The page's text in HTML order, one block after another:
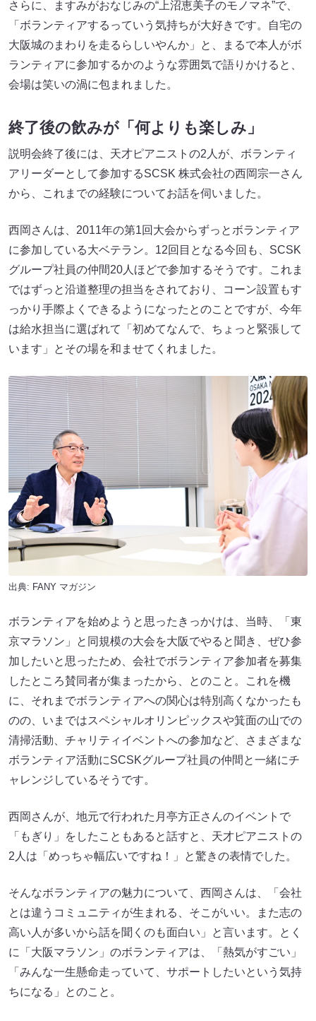
さらに、ますみがおなじみの“上沼恵美子のモノマネ”で、
「ボランティアするっていう気持ちが大好きです。自宅の
大阪城のまわりを走るらしいやんか」と、まるで本人がボ
ランティアに参加するかのような雰囲気で語りかけると、
会場は笑いの渦に包まれました。
終了後の飲みが「何よりも楽しみ」
説明会終了後には、天才ピアニストの2人が、ボランティ
アリーダーとして参加するSCSK 株式会社の西岡宗一さん
から、これまでの経験についてお話を伺いました。
西岡さんは、2011年の第1回大会からずっとボランティア
に参加している大ベテラン。12回目となる今回も、SCSK
グループ社員の仲間20人ほどで参加するそうです。これま
ではずっと沿道整理の担当をされており、コーン設置もす
っかり手際よくできるようになったとのことですが、今年
は給水担当に選ばれて「初めてなんで、ちょっと緊張して
います」とその場を和ませてくれました。
出典: FANY マガジン
ボランティアを始めようと思ったきっかけは、当時、「東
京マラソン」と同規模の大会を大阪でやると聞き、ぜひ参
加したいと思ったため、会社でボランティア参加者を募集
したところ賛同者が集まったから、とのこと。これを機
に、それまでボランティアへの関心は特別高くなかったも
のの、いまではスペシャルオリンピックスや箕面の山での
清掃活動、チャリティイベントへの参加など、さまざまな
ボランティア活動にSCSKグループ社員の仲間と一緒にチ
ャレンジしているそうです。
西岡さんが、地元で行われた月亭方正さんのイベントで
「もぎり」をしたこともあると話すと、天才ピアニストの
2人は「めっちゃ幅広いですね！」と驚きの表情でした。
そんなボランティアの魅力について、西岡さんは、「会社
とは違うコミュニティが生まれる、そこがいい。また志の
高い人が多いから話を聞くのも面白い」と言います。とく
に「大阪マラソン」のボランティアは、「熱気がすごい」
「みんな一生懸命走っていて、サポートしたいという気持
ちになる」とのこと。